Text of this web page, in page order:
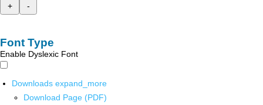
+
-
Font Type
Enable Dyslexic Font
Downloads expand_more
Download Page (PDF)